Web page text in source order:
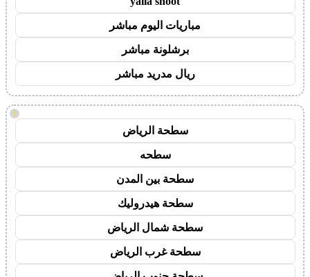
مباريات اليوم مباشر
برشلونة مباشر
ريال مدريد مباشر
!
سطحة الرياض
سطحه
سطحة بين المدن
سطحة هيدروليك
سطحة شمال الرياض
سطحة غرب الرياض